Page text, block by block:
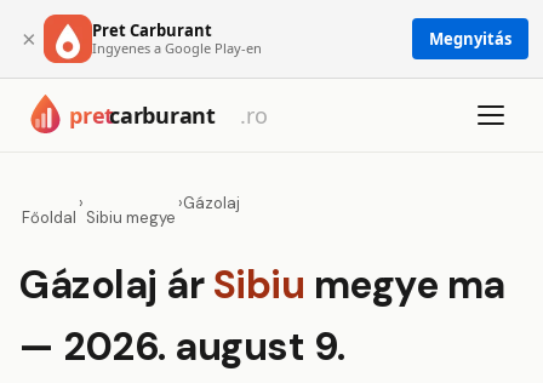
× Pret Carburant
Ingyenes a Google Play-en Megnyitás
Főoldal
›
Sibiu megye
›Gázolaj
Gázolaj árSibiu megye ma
— 2026. august 9.